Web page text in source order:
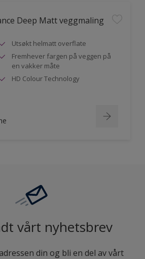
Deep Matt veggmaling
Utsøkt helmatt overflate
Fremhever fargen på veggen på
en vakker måte
HD Colour Technology
vårt nyhetsbrev
din og bli en del av vårt